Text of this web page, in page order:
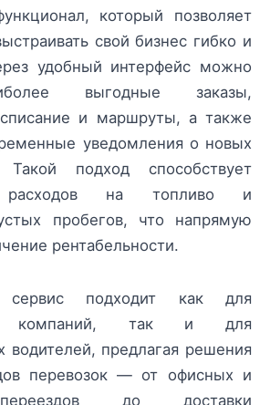
который позволяет
свой бизнес гибко и
удобный интерфейс можно
выгодные заказы,
и маршруты, а также
уведомления о новых
Такой подход способствует
расходов на топливо и
пробегов, что напрямую
рентабельности.
подходит как для
компаний, так и для
водителей, предлагая решения
перевозок — от офисных и
до доставки